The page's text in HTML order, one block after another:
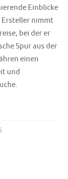
Einblicke
Ersteller nimmt
bei der er
Spur aus der
einen
und